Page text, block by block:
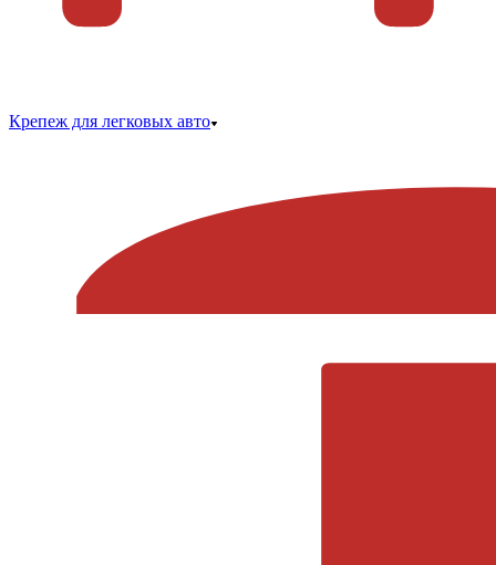
Крепеж для легковых авто